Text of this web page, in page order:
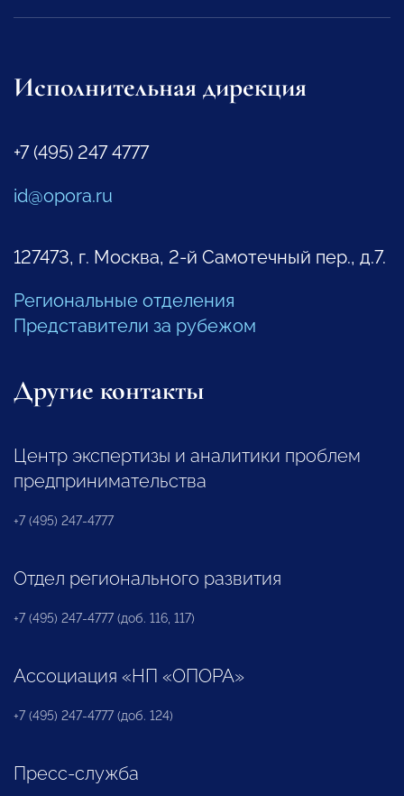
Исполнительная дирекция
+7 (495) 247 4777
id@opora.ru
127473, г. Москва, 2-й Самотечный пер., д.7.
Региональные отделения
Представители за рубежом
Другие контакты
Центр экспертизы и аналитики проблем
предпринимательства
+7 (495) 247-4777
Отдел регионального развития
+7 (495) 247-4777 (доб. 116, 117)
Ассоциация «НП «ОПОРА»
+7 (495) 247-4777 (доб. 124)
Пресс-служба